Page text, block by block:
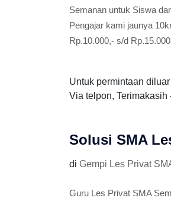
Semanan untuk Siswa
Pengajar kami jaunya
Rp.10.000,- s/d
Untuk permintaan
Via telpon,
Solusi SMA
di Gempi Les Privat
Guru Les Privat SMA